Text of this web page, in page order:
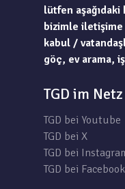
lütfen
bizimle iletişime
kabul /
göç, ev arama,
TGD im Netz
TGD bei Youtube
TGD bei X
TGD bei
TGD bei Facebook